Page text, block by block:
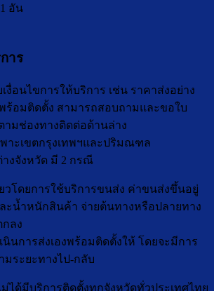
อัน
าร
งื่อนไขการให้บริการ เช่น ราคาส่งอย่าง
พร้อมติดตั้ง สามารถสอบถามและขอใบ
ามช่องทางติดต่อด้านล่าง
าะเขตกรุงเทพฯและปริมณฑล
งจังหวัด มี 2 กรณี
ยวโดยการใช้บริการขนส่ง ค่าขนส่งขึ้นอยู่
ะน้ำหนักสินค้า จ่ายต้นทางหรือปลายทาง
ลง
นินการส่งเองพร้อมติดตั้งให้ โดยจะมีการ
ระยะทางไป-กลับ
ม่ได้มีบริการติดตั้งทุกจังหวัดทั่วประเทศไทย